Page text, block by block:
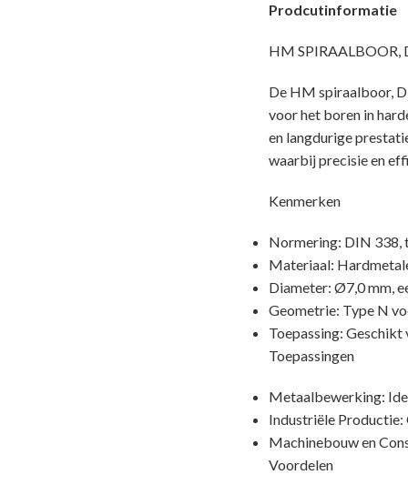
Prodcutinformatie
HM SPIRAALBOOR,
De HM spiraalboor,
voor het boren in
en langdurige
waarbij precisie en
Kenmerken
Normering: DIN 338,
Materiaal:
Diameter: Ø7,0 mm,
Geometrie: Type N
Toepassing:
Toepassingen
Metaalbewerking:
Industriële Productie:
Machinebouw en
Voordelen